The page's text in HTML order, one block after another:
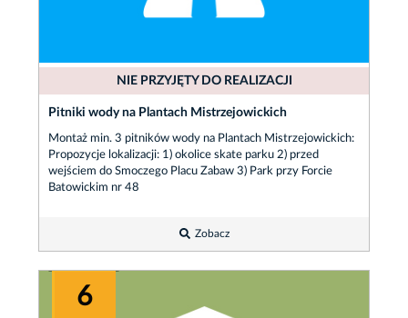
NIE PRZYJĘTY DO REALIZACJI
Pitniki wody na Plantach Mistrzejowickich
Montaż min. 3 pitników wody na Plantach Mistrzejowickich:
Propozycje lokalizacji: 1) okolice skate parku 2) przed
wejściem do Smoczego Placu Zabaw 3) Park przy Forcie
Batowickim nr 48
Zobacz
6